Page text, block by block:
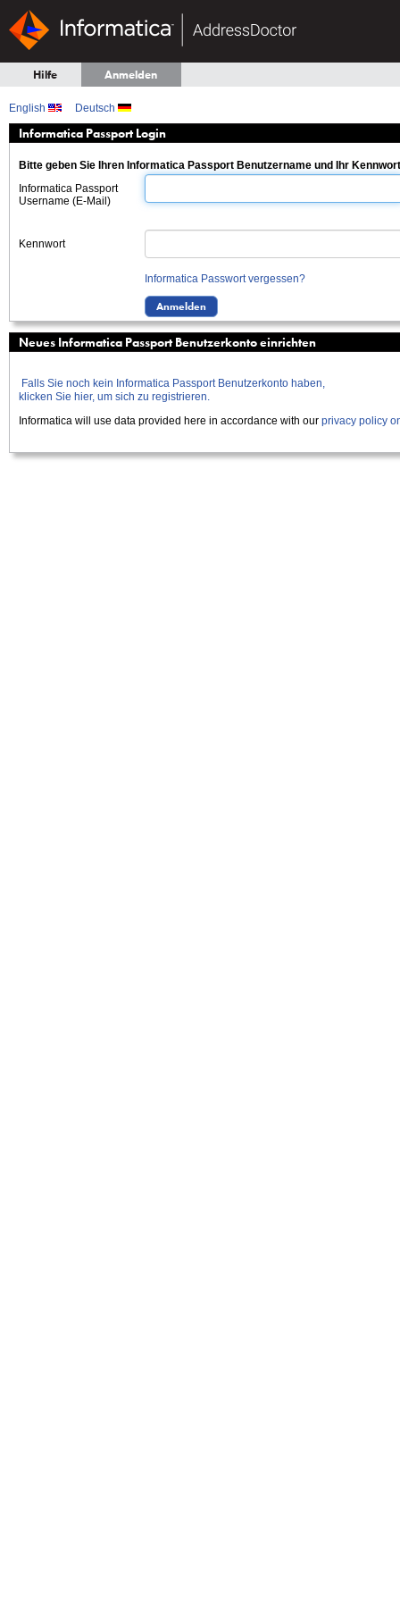
Hilfe Anmelden
English Deutsch
Informatica Passport Login
Bitte geben Sie Ihren Informatica Passport Benutzername und Ihr
Informatica Passport
Username (E-Mail)
Kennwort
Informatica Passwort vergessen?
Neues Informatica Passport Benutzerkonto einrichten
Falls Sie noch kein Informatica Passport Benutzerkonto haben,
klicken Sie hier, um sich zu registrieren.
Informatica will use data provided here in accordance with our privacy policy